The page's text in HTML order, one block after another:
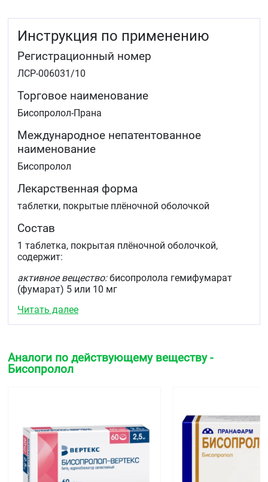
Инструкция по применению
Регистрационный номер
ЛСР-006031/10
Торговое наименование
Бисопролол-Прана
Международное непатентованное
наименование
Бисопролол
Лекарственная форма
таблетки, покрытые плёночной оболочкой
Состав
1 таблетка, покрытая плёночной оболочкой,
содержит:
активное вещество:бисопролола гемифумарат
(фумарат) 5 или 10 мг
вспомогательные вещества:
целлюлоза микрокристаллическая, магния
состав оболочки:
макрогол-400, титана диоксид,
диметикон 100, железа оксид красный.
Описание
Круглые, двояковыпуклые таблетки, покрытые
Читать далее
Аналоги по действующему веществу -
Бисопролол